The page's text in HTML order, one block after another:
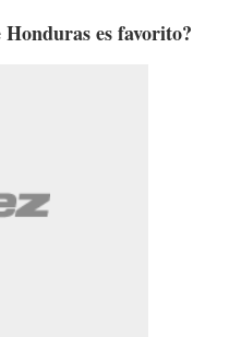
Honduras es favorito?